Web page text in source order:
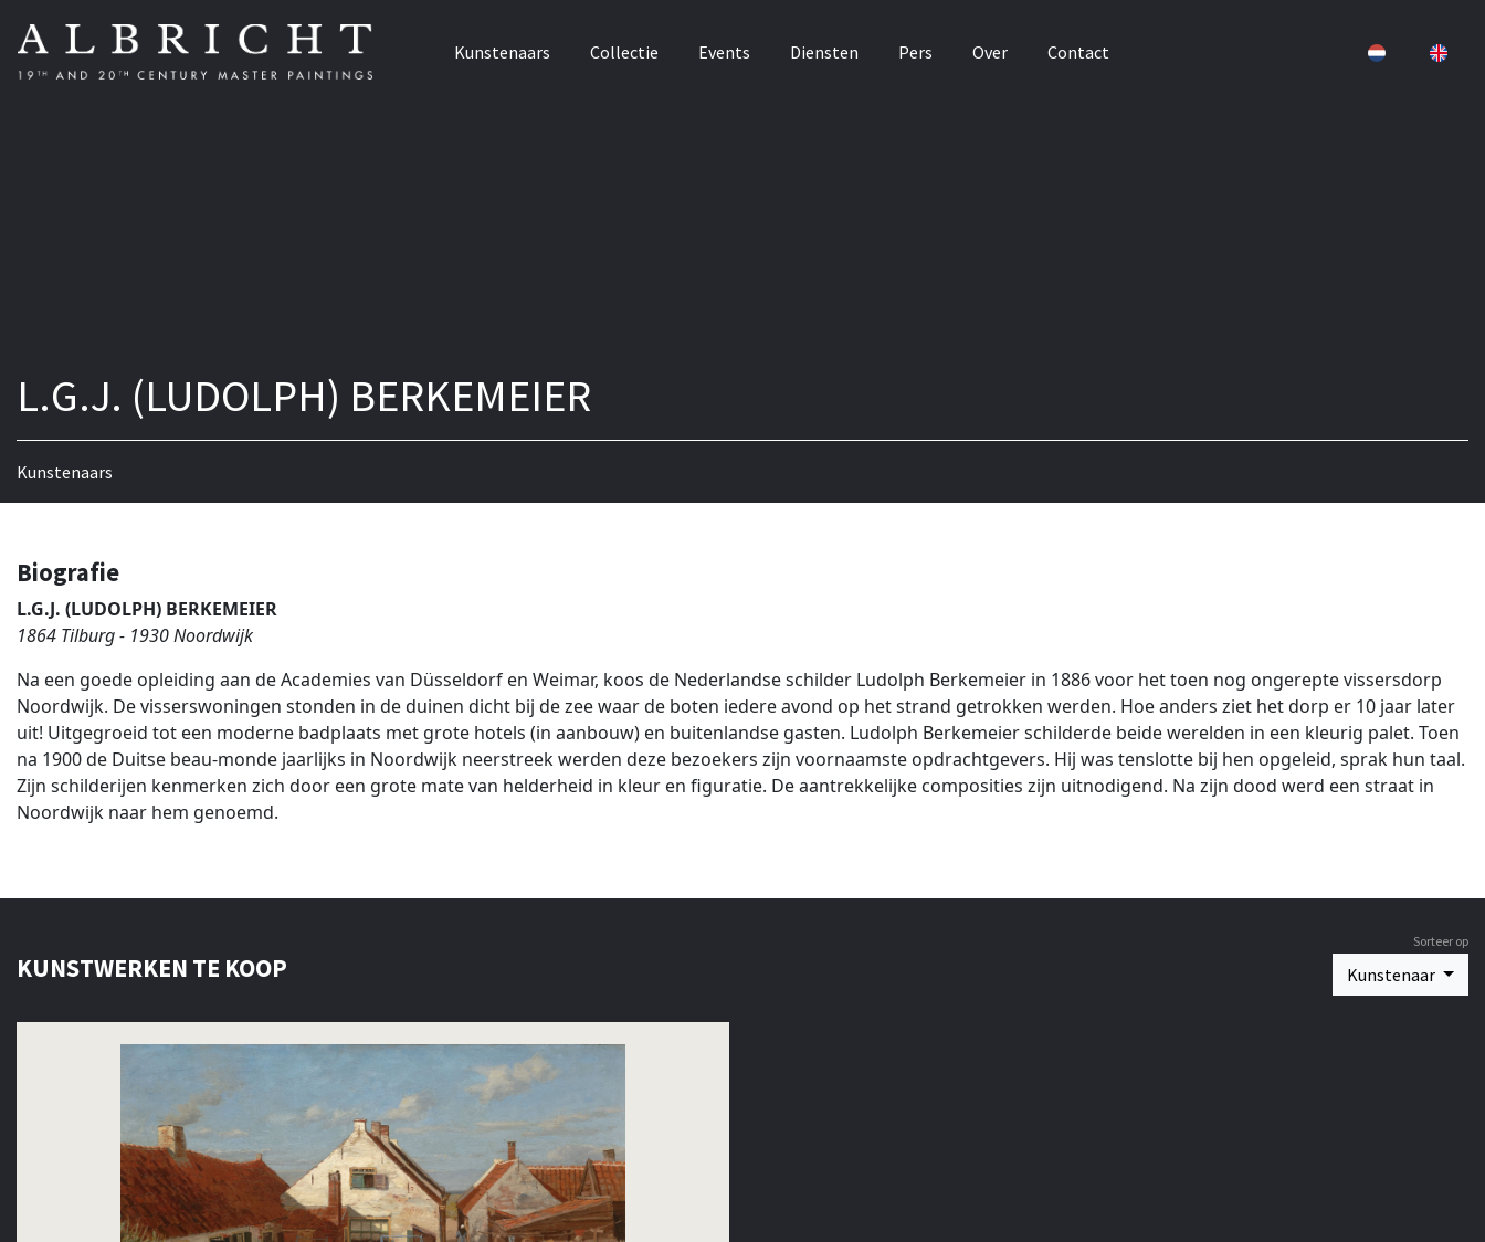
Kunstenaars Collectie Events Diensten Pers Over Contact
L.G.J. (LUDOLPH) BERKEMEIER
Kunstenaars
Biografie
L.G.J. (LUDOLPH) BERKEMEIER
1864 Tilburg - 1930 Noordwijk
Na een goede opleiding aan de Academies van Düsseldorf en Weimar, koos de Nederlandse schilder Ludolph Berkemeier in 1886 voor het toen nog ongerepte vissersdorp
Noordwijk. De visserswoningen stonden in de duinen dicht bij de zee waar de boten iedere avond op het strand getrokken werden. Hoe anders ziet het dorp er 10 jaar later
uit! Uitgegroeid tot een moderne badplaats met grote hotels (in aanbouw) en buitenlandse gasten. Ludolph Berkemeier schilderde beide werelden in een kleurig palet. Toen
na 1900 de Duitse beau-monde jaarlijks in Noordwijk neerstreek werden deze bezoekers zijn voornaamste opdrachtgevers. Hij was tenslotte bij hen opgeleid, sprak hun taal.
Zijn schilderijen kenmerken zich door een grote mate van helderheid in kleur en figuratie. De aantrekkelijke composities zijn uitnodigend. Na zijn dood werd een straat in
Noordwijk naar hem genoemd.
KUNSTWERKEN TE KOOP
Sorteer op
Kunstenaar